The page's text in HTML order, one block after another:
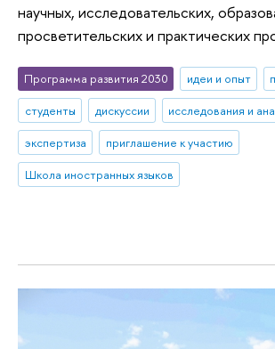
научных, исследовательских,
просветительских и практических
Программа развития 2030 идеи и опыт
студенты
дискуссии
исследования и
экспертиза
приглашение к участию
Школа иностранных языков